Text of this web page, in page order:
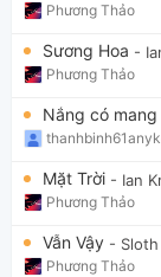
Phương Thảo
Sương Hoa -
Phương Thảo
Nắng có
Mặt Trời - Ian
Phương Thảo
Vẫn Vậy - Sloth
Phương Thảo